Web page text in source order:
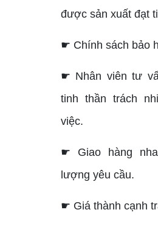
được sản xuất đạt
☛ Chính sách bảo
☛ Nhân viên tư
tinh thần trách
việc.
☛ Giao hàng
lượng yêu cầu.
☛ Giá thành cạnh